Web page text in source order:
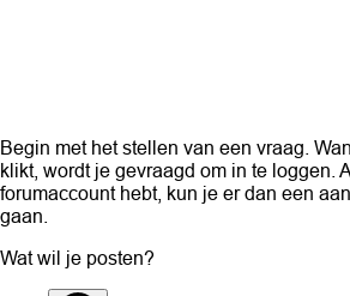
Begin met het stellen van een vraag.
klikt, wordt je gevraagd om in te loggen.
forumaccount hebt, kun je er dan een
gaan.
Wat wil je posten?